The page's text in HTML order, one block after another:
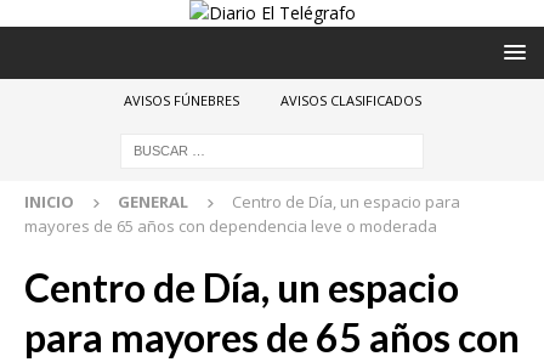
AVISOS FÚNEBRES AVISOS CLASIFICADOS
INICIO GENERAL
Centro de Día, un espacio para
mayores de 65 años con dependencia leve o moderada
Centro de Día, un espacio
para mayores de 65 años con